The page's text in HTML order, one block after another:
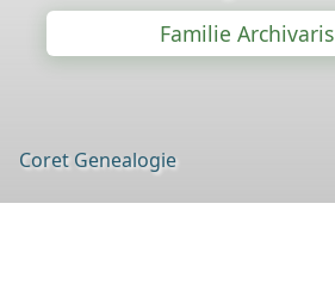
Familie Archivaris
Coret Genealogie